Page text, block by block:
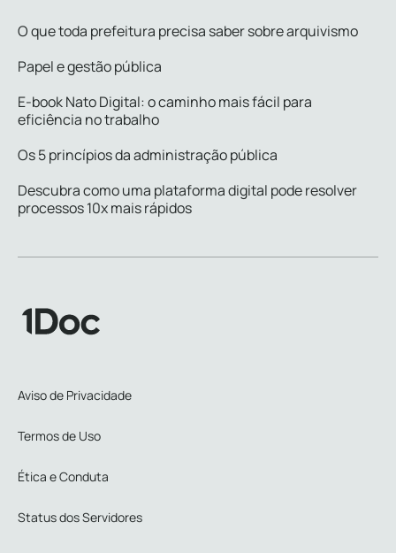
O que toda prefeitura precisa saber sobre arquivismo
Papel e gestão pública
E-book Nato Digital: o caminho mais fácil para
eficiência no trabalho
Os 5 princípios da administração pública
Descubra como uma plataforma digital pode resolver
processos 10x mais rápidos
Aviso de Privacidade
Termos de Uso
Ética e Conduta
Status dos Servidores